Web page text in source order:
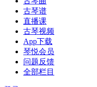
古琴谱
直播课
古琴视频
App下载
琴悦会员
问题反馈
全部栏目